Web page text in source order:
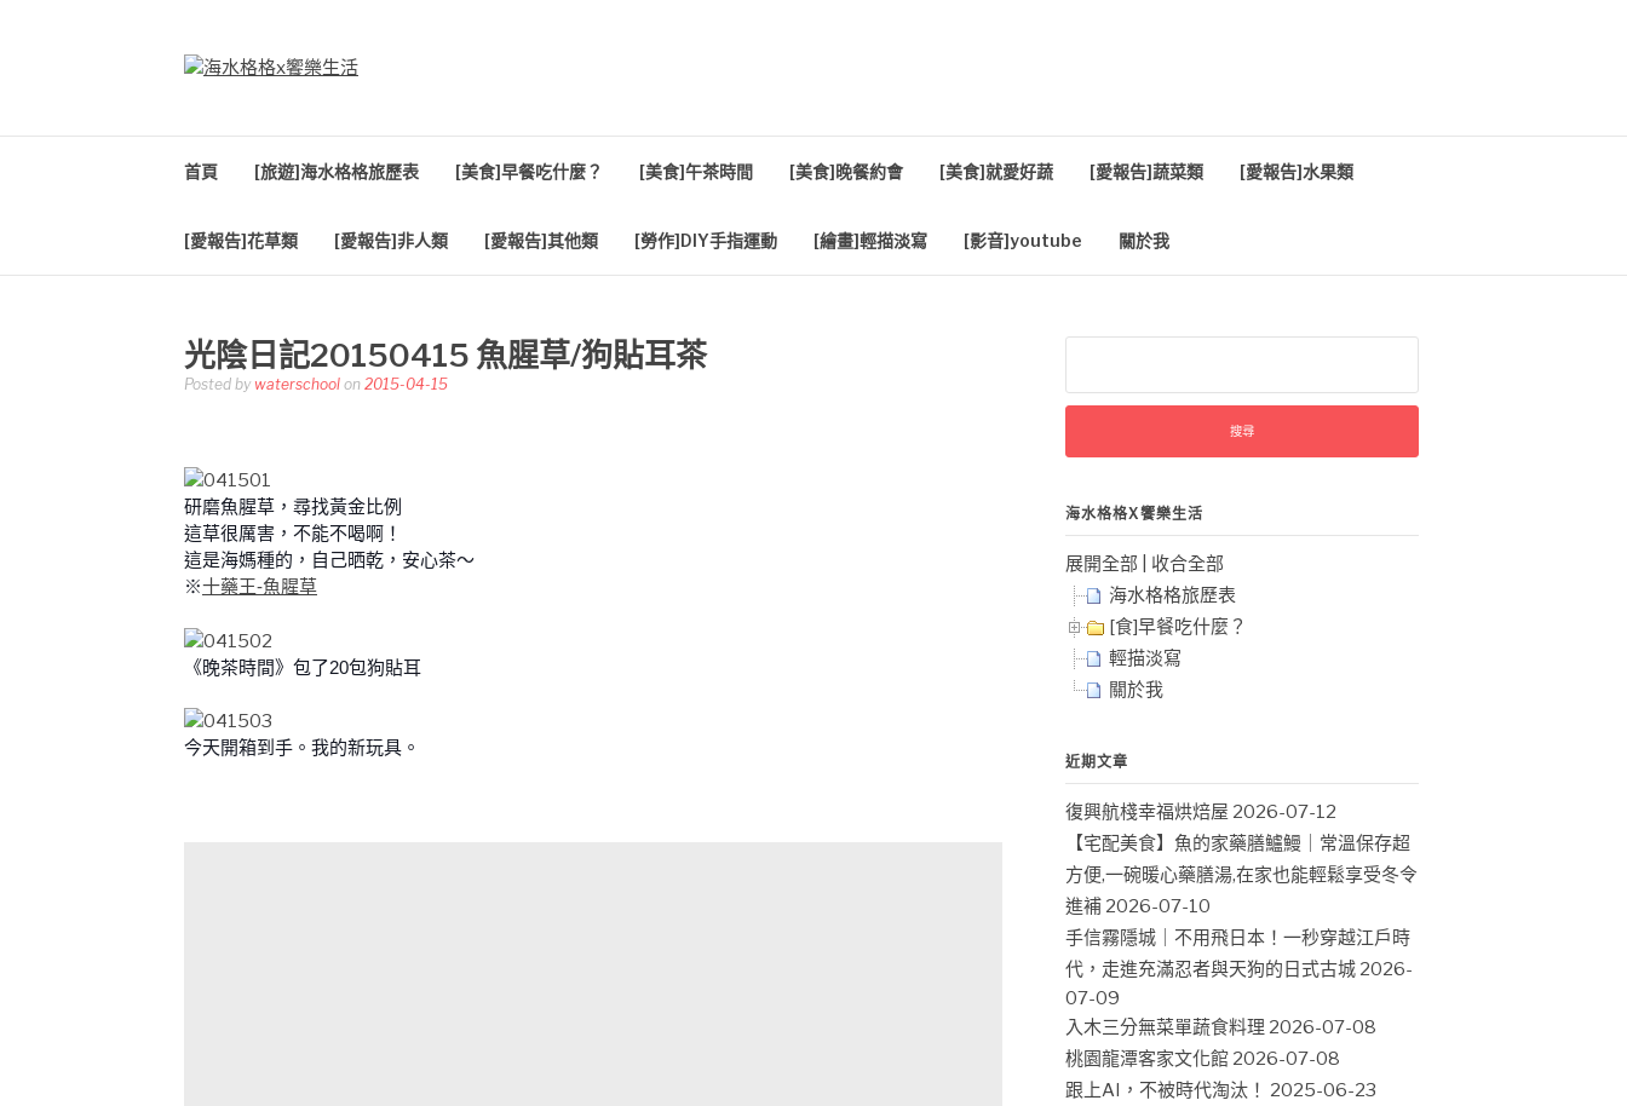
首頁 [旅遊]海水格格旅歷表 [美食]早餐吃什麼？ [美食]午茶時間 [美食]晚餐約會 [美食]就愛好蔬 [愛報告]蔬菜類 [愛報告]水果類
[愛報告]花草類 [愛報告]非人類 [愛報告]其他類 [勞作]DIY手指運動 [繪畫]輕描淡寫 [影音]youtube 關於我
光陰日記20150415 魚腥草/狗貼耳茶
Posted by waterschool on 2015-04-15
研磨魚腥草，尋找黃金比例
這草很厲害，不能不喝啊！
這是海媽種的，自己晒乾，安心茶～
※十藥王-魚腥草
《晚茶時間》包了20包狗貼耳
今天開箱到手。我的新玩具。
關
字:
海水格格X饗樂生活
展開全部
收合全部
海水格格旅歷表
[食]早餐吃什麼？
輕描淡寫
關於我
近期文章
復興航棧幸福烘焙屋 2026-07-12
【宅配美食】魚的家藥膳鱸鰻｜常溫保存超
方便,一碗暖心藥膳湯,在家也能輕鬆享受冬令
進補 2026-07-10
手信霧隱城｜不用飛日本！一秒穿越江戶時
代，走進充滿忍者與天狗的日式古城 2026-
07-09
入木三分無菜單蔬食料理 2026-07-08
桃園龍潭客家文化館 2026-07-08
跟上AI，不被時代淘汰！ 2025-06-23